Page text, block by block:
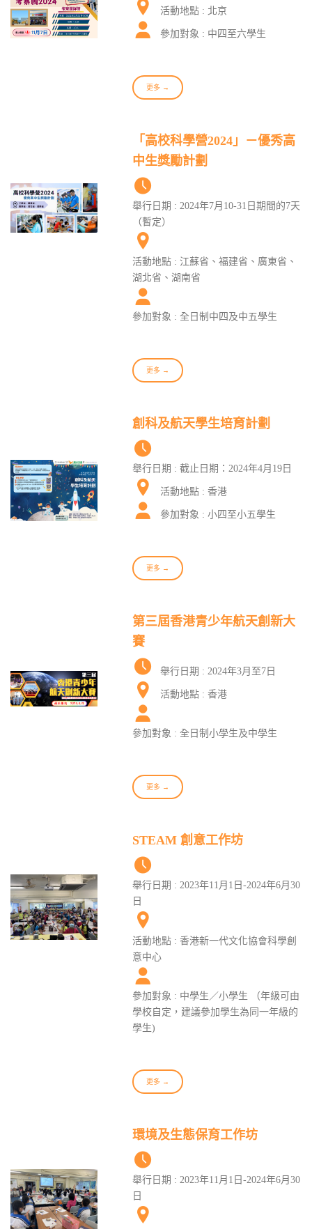
活動地點 : 北京
參加對象 : 中四至六學生
更多 →
「高校科學營2024」－優秀高
中生獎勵計劃
舉行日期 : 2024年7月10-31日期間的7天
（暫定）
活動地點 : 江蘇省、福建省、廣東省、
湖北省、湖南省
參加對象 : 全日制中四及中五學生
更多 →
創科及航天學生培育計劃
舉行日期 : 截止日期：2024年4月19日
活動地點 : 香港
參加對象 : 小四至小五學生
更多 →
第三屆香港青少年航天創新大
賽
舉行日期 : 2024年3月至7日
活動地點 : 香港
參加對象 : 全日制小學生及中學生
更多 →
STEAM 創意工作坊
舉行日期 : 2023年11月1日-2024年6月30
日
活動地點 : 香港新一代文化協會科學創
意中心
參加對象 : 中學生／小學生 （年級可由
學校自定，建議參加學生為同一年級的
學生)
更多 →
環境及生態保育工作坊
舉行日期 : 2023年11月1日-2024年6月30
日